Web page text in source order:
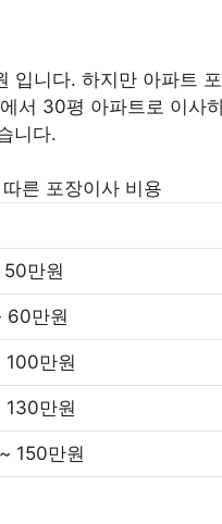
니다. 하지만 아파트
서 30평 아파트로 이사
니다.
른 포장이사 비용
만원
60만원
만원
만원
150만원